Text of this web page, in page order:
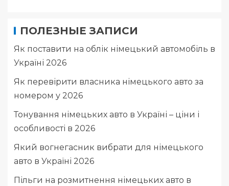
ПОЛЕЗНЫЕ ЗАПИСИ
Як поставити на облік німецький автомобіль в
Україні 2026
Як перевірити власника німецького авто за
номером у 2026
Тонування німецьких авто в Україні – ціни і
особливості в 2026
Який вогнегасник вибрати для німецького
авто в Україні 2026
Пільги на розмитнення німецьких авто в